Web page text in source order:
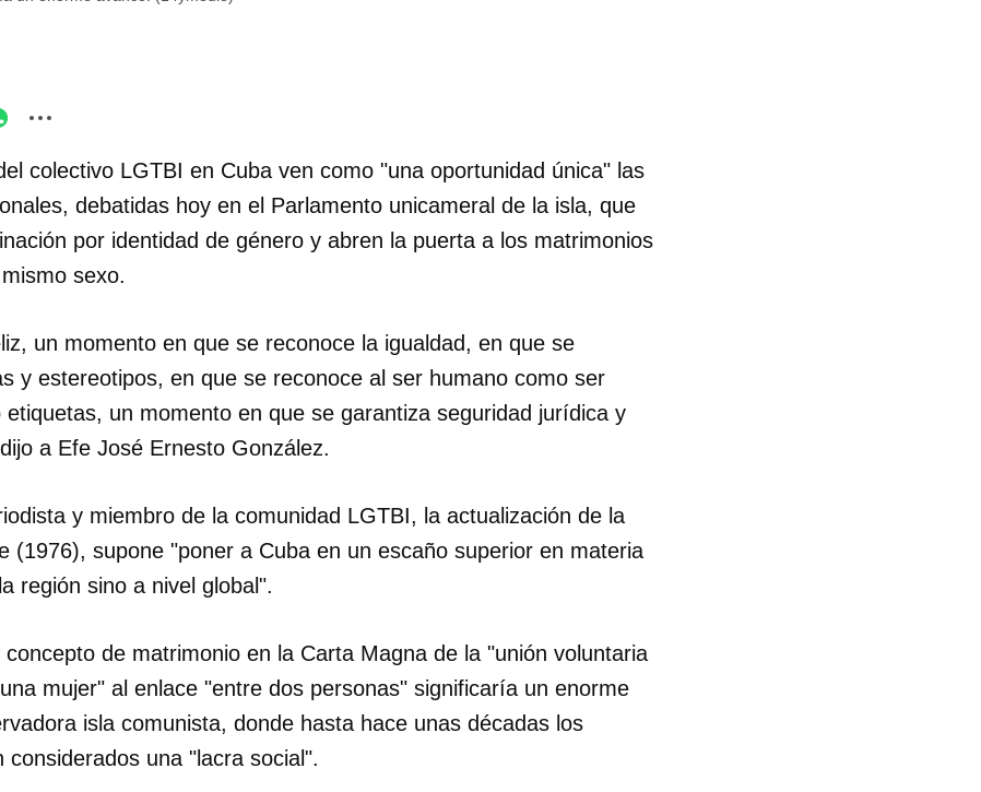
colectivo LGTBI en Cuba ven como "una oportunidad única" las
debatidas hoy en el Parlamento unicameral de la isla, que
por identidad de género y abren la puerta a los matrimonios
sexo.
un momento en que se reconoce la igualdad, en que se
y estereotipos, en que se reconoce al ser humano como ser
etiquetas, un momento en que se garantiza seguridad jurídica y
a Efe José Ernesto González.
y miembro de la comunidad LGTBI, la actualización de la
(1976), supone "poner a Cuba en un escaño superior en materia
región sino a nivel global".
de matrimonio en la Carta Magna de la "unión voluntaria
mujer" al enlace "entre dos personas" significaría un enorme
isla comunista, donde hasta hace unas décadas los
considerados una "lacra social".